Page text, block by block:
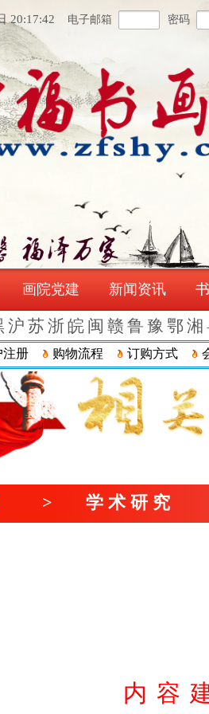
电子邮箱 密码
20:17:43
画院党建 新闻资讯
沪 苏 浙皖 闽 赣 鲁 豫 鄂 湘
购物流程 订购方式 会员
>学术研究
内